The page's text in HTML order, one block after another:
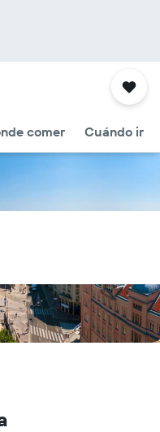
comer Cuándo ir